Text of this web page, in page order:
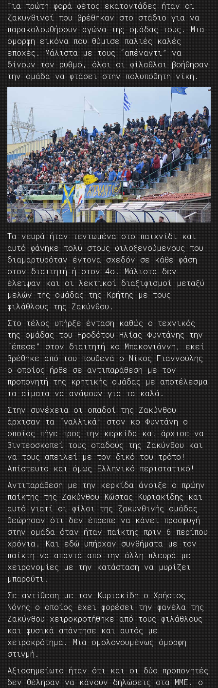
Για πρώτη φορά φέτος εκατοντάδες ήταν οι
ζακυνθινοί που βρέθηκαν στο στάδιο για να
παρακολουθήσουν αγώνα της ομάδας τους. Μια
όμορφη εικόνα που θύμισε παλιές καλές
εποχές. Μάλιστα με τους “απέναντι” να
δίνουν τον ρυθμό, όλοι οι φίλαθλοι βοήθησαν
την ομάδα να φτάσει στην πολυπόθητη νίκη.
Τα νευρά ήταν τεντωμένα στο παιχνίδι και
αυτό φάνηκε πολύ στους φιλοξενούμενους που
διαμαρτυρόταν έντονα σχεδόν σε κάθε φάση
στον διαιτητή ή στον 4ο. Μάλιστα δεν
έλειψαν και οι λεκτικοί διαξιφισμοί μεταξύ
μελών της ομάδας της Κρήτης με τους
φιλάθλους της Ζακύνθου.
Στο τέλος υπήρξε ένταση καθώς ο τεχνικός
της ομάδας του Ηροδότου Ηλίας Φυντάνης την
“έπεσε” στον διαιτητή κο Μπακογιάννη, εκεί
βρέθηκε από του πουθενά ο Νίκος Γιαννούλης
ο οποίος ήρθε σε αντιπαράθεση με τον
προπονητή της κρητικής ομάδας με αποτέλεσμα
τα αίματα να ανάψουν για τα καλά.
Στην συνέχεια οι οπαδοί της Ζακύνθου
άρχισαν τα “γαλλικά” στον κο Φυντάνη ο
οποίος πήγε προς την κερκίδα και άρχισε να
βιντεοσκοπεί τους οπαδούς της Ζακύνθου και
να τους απειλεί με τον δικό του τρόπο!
Απίστευτο και όμως Ελληνικό περιστατικό!
Αντιπαράθεση με την κερκίδα άνοιξε ο πρώην
παίκτης της Ζακύνθου Κώστας Κυριακίδης και
αυτό γιατί οι φίλοι της ζακυνθινής ομάδας
θεώρησαν ότι δεν έπρεπε να κάνει προσφυγή
στην ομάδα όταν ήταν παίκτης πριν 6 περίπου
χρόνια. Και εδώ υπήρχαν συνθήματα με τον
παίκτη να απαντά από την άλλη πλευρά με
χειρονομίες με την κατάσταση να μυρίζει
μπαρούτι.
Σε αντίθεση με τον Κυριακίδη ο Χρήστος
Νόνης ο οποίος έχει φορέσει την φανέλα της
Ζακύνθου χειροκροτήθηκε από τους φιλάθλους
και φυσικά απάντησε και αυτός με
χειροκρότημα. Μια ομολογουμένως όμορφη
στιγμή.
Αξιοσημείωτο ήταν ότι και οι δύο προπονητές
δεν θέλησαν να κάνουν δηλώσεις στα ΜΜΕ. ο